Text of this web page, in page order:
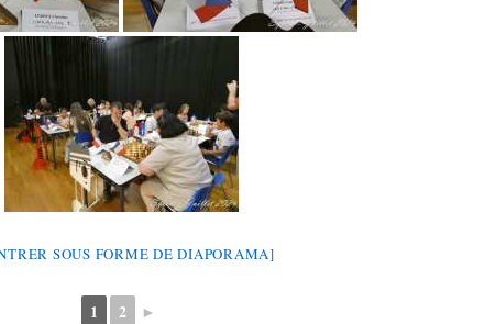
SOUS FORME DE DIAPORAMA]
1 2 ►